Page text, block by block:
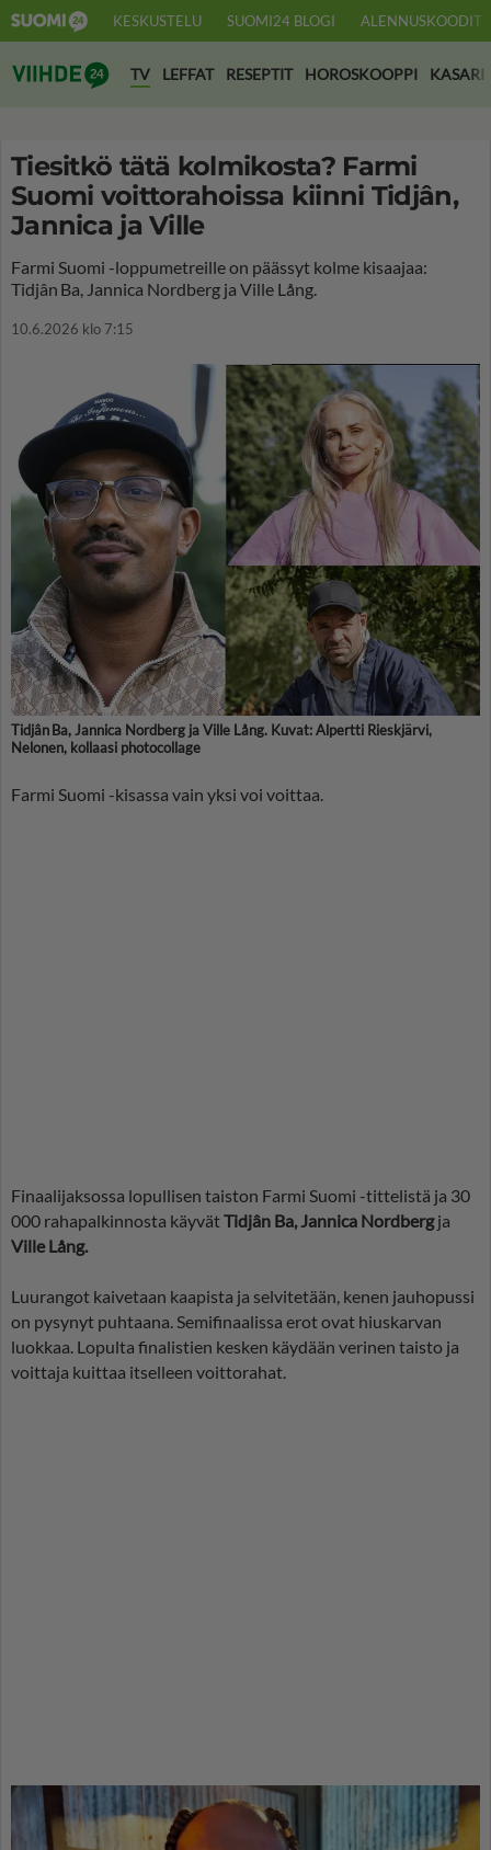
KESKUSTELU SUOMI24 BLOGI ALENNUSKOODIT
Suomi24 Viihde
TV LEFFAT RESEPTIT HOROSKOOPPI KASARI
Tiesitkö tätä kolmikosta? Farmi
Suomi voittorahoissa kiinni Tidjân,
Jannica ja Ville
Farmi Suomi -loppumetreille on päässyt kolme kisaajaa:
Tidjân Ba, Jannica Nordberg ja Ville Lång.
10.6.2026 klo 7:15
Tidjân Ba, Jannica Nordberg ja Ville Lång. Kuvat: Alpertti Rieskjärvi,
Nelonen, kollaasi photocollage
Farmi Suomi -kisassa vain yksi voi voittaa.
Finaalijaksossa lopullisen taiston Farmi Suomi -tittelistä ja 30
000 rahapalkinnosta käyvätTidjân Ba, Jannica Nordbergja
Ville Lång.
Luurangot kaivetaan kaapista ja selvitetään, kenen jauhopussi
on pysynyt puhtaana. Semifinaalissa erot ovat hiuskarvan
luokkaa. Lopulta finalistien kesken käydään verinen taisto ja
voittaja kuittaa itselleen voittorahat.